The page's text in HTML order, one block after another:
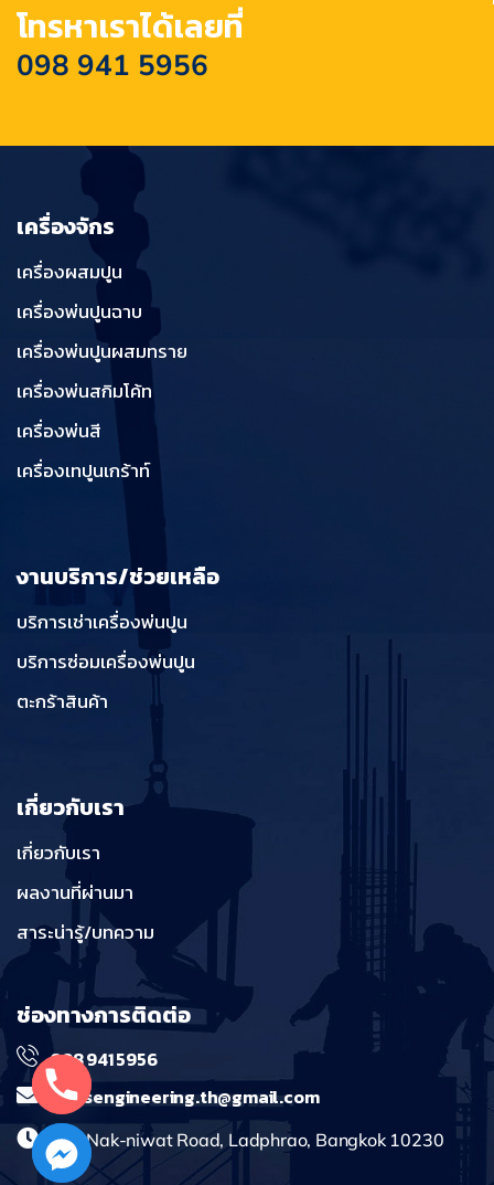
โทรหาเราได้เลยที่
098 941 5956
เครื่องจักร
เครื่องผสมปูน
เครื่องพ่นปูนฉาบ
เครื่องพ่นปูนผสมทราย
เครื่องพ่นสกิมโค้ท
เครื่องพ่นสี
เครื่องเทปูนเกร้าท์
งานบริการ/ช่วยเหลือ
บริการเช่าเครื่องพ่นปูน
บริการซ่อมเครื่องพ่นปูน
ตะกร้าสินค้า
เกี่ยวกับเรา
เกี่ยวกับเรา
ผลงานที่ผ่านมา
สาระน่ารู้/บทความ
ช่องทางการติดต่อ
098 941 5956
massengineering.th@gmail.com
241 Nak-niwat Road, Ladphrao, Bangkok 10230